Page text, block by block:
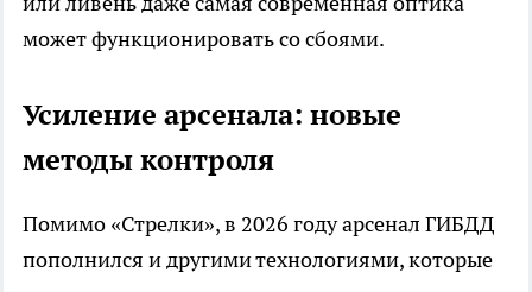
может функционировать со сбоями.
Усиление арсенала: новые
методы контроля
Помимо «Стрелки», в 2026 году арсенал ГИБДД
пополнился и другими технологиями, которые